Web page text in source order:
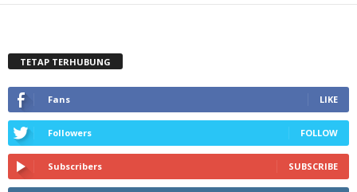
TETAP TERHUBUNG
Fans LIKE
Followers FOLLOW
Subscribers SUBSCRIBE